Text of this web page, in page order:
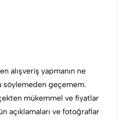
alışveriş yapmanın ne
söylemeden geçemem.
mükemmel ve fiyatlar
açıklamaları ve fotoğraflar